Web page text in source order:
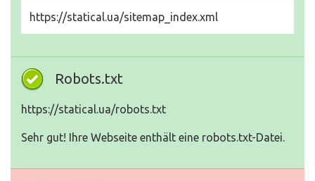
https://statical.ua/sitemap_index.xml
Robots.txt
https://statical.ua/robots.txt
Sehr gut! Ihre Webseite enthält eine robots.txt-Datei.